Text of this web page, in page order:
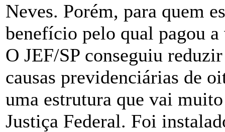
Neves. Porém, para quem
benefício pelo qual pagou
O JEF/SP conseguiu
causas previdenciárias de
uma estrutura que vai
Justiça Federal. Foi